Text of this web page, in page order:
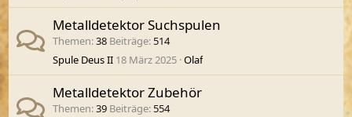
Metalldetektor Suchspulen
Themen 38 Beiträge 514
Spule Deus II 18 März 2025 Olaf
Metalldetektor Zubehör
Themen 39 Beiträge 554